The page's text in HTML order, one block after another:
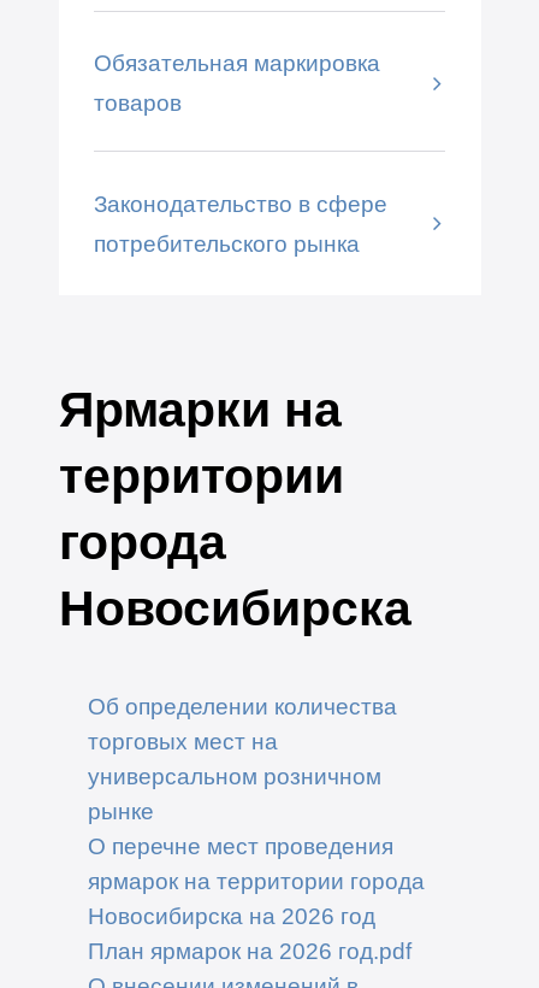
Обязательная маркировка
товаров
Законодательство в сфере
потребительского рынка
Ярмарки на
территории
города
Новосибирска
Об определении количества
торговых мест на
универсальном розничном
рынке
О перечне мест проведения
ярмарок на территории города
Новосибирска на 2026 год
План ярмарок на 2026 год.pdf